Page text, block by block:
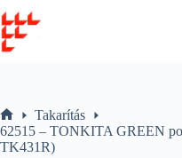
to
content
Home
Takarítás
62515 – TONKITA GREEN
TK431R)